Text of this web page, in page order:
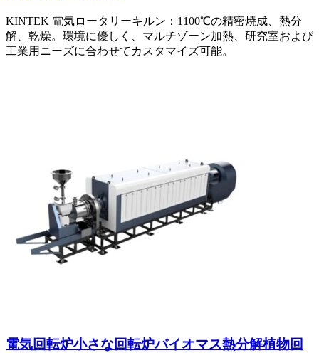
KINTEK 電気ロータリーキルン：1100℃の精密焼成、熱分
解、乾燥。環境に優しく、マルチゾーン加熱、研究室および
工業用ニーズに合わせてカスタマイズ可能。
電気回転炉小さな回転炉バイオマス熱分解植物回